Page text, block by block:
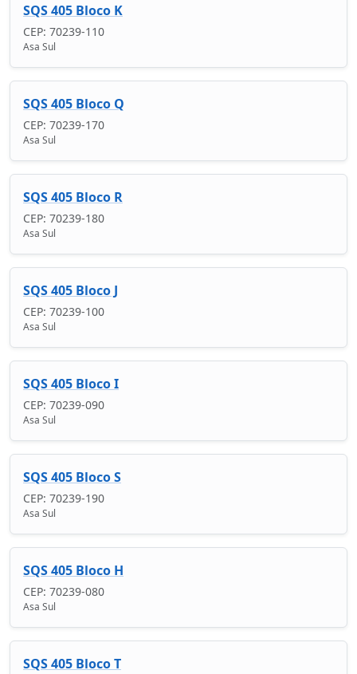
SQS 405 Bloco K
CEP: 70239-110
Asa Sul
SQS 405 Bloco Q
CEP: 70239-170
Asa Sul
SQS 405 Bloco R
CEP: 70239-180
Asa Sul
SQS 405 Bloco J
CEP: 70239-100
Asa Sul
SQS 405 Bloco I
CEP: 70239-090
Asa Sul
SQS 405 Bloco S
CEP: 70239-190
Asa Sul
SQS 405 Bloco H
CEP: 70239-080
Asa Sul
SQS 405 Bloco T